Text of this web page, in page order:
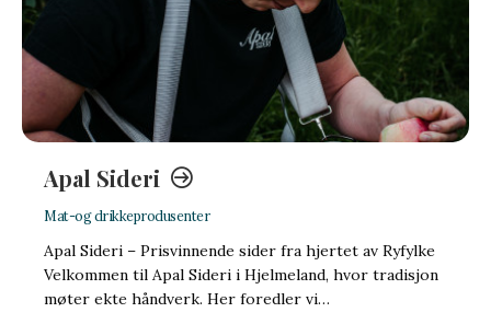
Apal Sideri
Mat-og drikkeprodusenter
Apal Sideri – Prisvinnende sider fra hjertet av Ryfylke
Velkommen til Apal Sideri i Hjelmeland, hvor tradisjon
møter ekte håndverk. Her foredler vi…